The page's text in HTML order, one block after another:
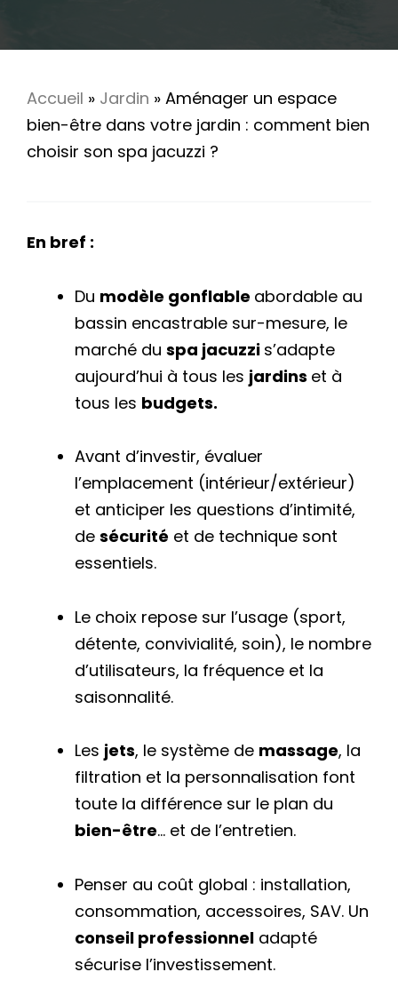
Accueil » Jardin » Aménager un espace
bien-être dans votre jardin : comment bien
choisir son spa jacuzzi ?
En bref :
Du modèle gonflable abordable au
bassin encastrable sur-mesure, le
marché du spa jacuzzi s’adapte
aujourd’hui à tous les jardins et à
tous les budgets.
Avant d’investir, évaluer
l’emplacement (intérieur/extérieur)
et anticiper les questions d’intimité,
de sécurité et de technique sont
essentiels.
Le choix repose sur l’usage (sport,
détente, convivialité, soin), le nombre
d’utilisateurs, la fréquence et la
saisonnalité.
Les jets, le système de massage, la
filtration et la personnalisation font
toute la différence sur le plan du
bien-être… et de l’entretien.
Penser au coût global : installation,
consommation, accessoires, SAV. Un
conseil professionnel adapté
sécurise l’investissement.